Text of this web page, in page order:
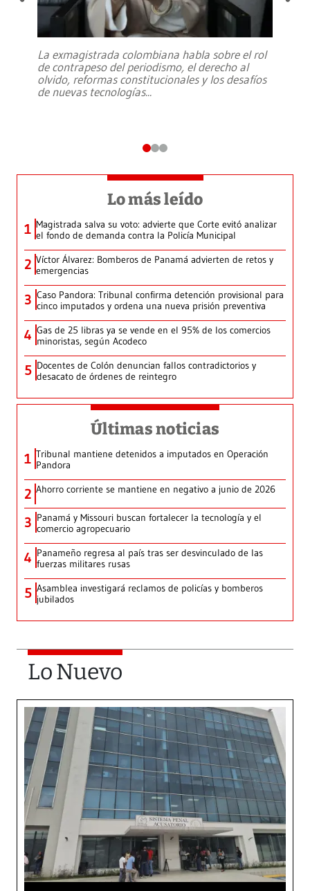
La exmagistrada colombiana habla sobre el rol
de contrapeso del periodismo, el derecho al
olvido, reformas constitucionales y los desafíos
de nuevas tecnologías...
Lo más leído
1 Magistrada salva su voto: advierte que Corte evitó analizar
el fondo de demanda contra la Policía Municipal
2 Víctor Álvarez: Bomberos de Panamá advierten de retos y
emergencias
3 Caso Pandora: Tribunal confirma detención provisional para
cinco imputados y ordena una nueva prisión preventiva
4 Gas de 25 libras ya se vende en el 95% de los comercios
minoristas, según Acodeco
5 Docentes de Colón denuncian fallos contradictorios y
desacato de órdenes de reintegro
Últimas noticias
1 Tribunal mantiene detenidos a imputados en Operación
Pandora
2 Ahorro corriente se mantiene en negativo a junio de 2026
3 Panamá y Missouri buscan fortalecer la tecnología y el
comercio agropecuario
4 Panameño regresa al país tras ser desvinculado de las
fuerzas militares rusas
5 Asamblea investigará reclamos de policías y bomberos
jubilados
Lo Nuevo